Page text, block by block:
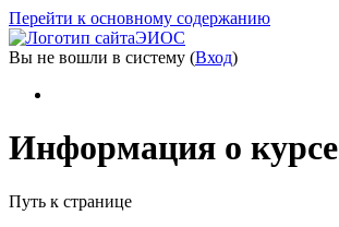
Перейти к основному содержанию
ЭИОС
Вы не вошли в систему (Вход)
Информация о курсе
Путь к странице